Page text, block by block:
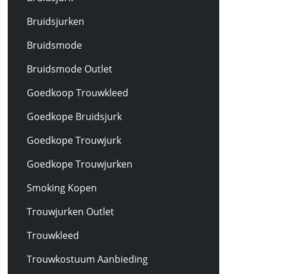
Bruidsjurken
Bruidsmode
Bruidsmode Outlet
Goedkoop Trouwkleed
Goedkope Bruidsjurk
Goedkope Trouwjurk
Goedkope Trouwjurken
Smoking Kopen
Trouwjurken Outlet
Trouwkleed
Trouwkostuum Aanbieding